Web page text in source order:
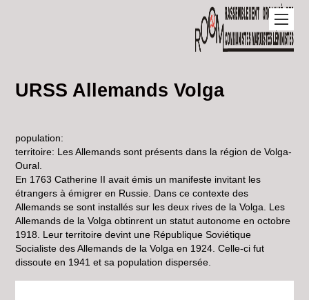
URSS Allemands Volga
population:
territoire: Les Allemands sont présents dans la région de Volga-
Oural.
En 1763 Catherine II avait émis un manifeste invitant les
étrangers à émigrer en Russie. Dans ce contexte des
Allemands se sont installés sur les deux rives de la Volga. Les
Allemands de la Volga obtinrent un statut autonome en octobre
1918. Leur territoire devint une République Soviétique
Socialiste des Allemands de la Volga en 1924. Celle-ci fut
dissoute en 1941 et sa population dispersée.